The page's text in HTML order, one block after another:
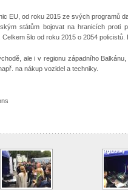
EU, od roku 2015 ze svých programů
státům bojovat na hranicích proti
šlo od roku 2015 o 2054
ale i v regionu západního
na nákup vozidel a techniky.